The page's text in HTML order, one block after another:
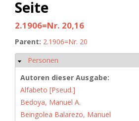
Seite
2.1906=Nr. 20,16
Parent: 2.1906=Nr. 20
Ausblenden
Personen
Autoren dieser Ausgabe:
Alfabeto [Pseud.]
Bedoya, Manuel A.
Beingolea Balarezo, Manuel